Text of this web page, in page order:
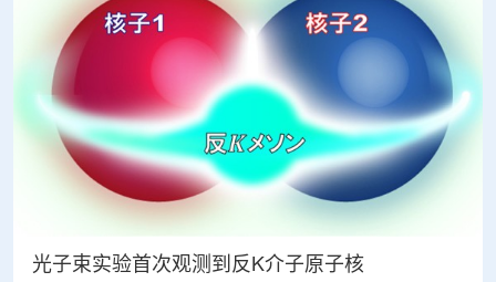
光子束实验首次观测到反K介子原子核